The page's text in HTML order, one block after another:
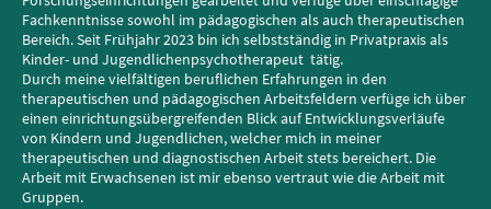
Fachkenntnisse sowohl im pädagogischen als auch therapeutischen
Bereich. Seit Frühjahr 2023 bin ich selbstständig in Privatpraxis als
Kinder- und Jugendlichenpsychotherapeut tätig.
Durch meine vielfältigen beruflichen Erfahrungen in den
therapeutischen und pädagogischen Arbeitsfeldern verfüge ich über
einen einrichtungsübergreifenden Blick auf Entwicklungsverläufe
von Kindern und Jugendlichen, welcher mich in meiner
therapeutischen und diagnostischen Arbeit stets bereichert. Die
Arbeit mit Erwachsenen ist mir ebenso vertraut wie die Arbeit mit
Gruppen.